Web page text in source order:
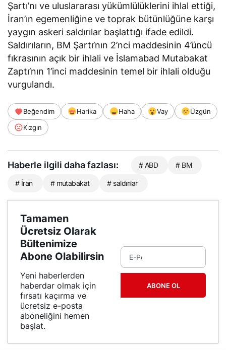
Şartı’nı ve uluslararası yükümlülüklerini ihlal ettiği,
İran’ın egemenliğine ve toprak bütünlüğüne karşı
yaygın askeri saldırılar başlattığı ifade edildi.
Saldırıların, BM Şartı’nın 2’nci maddesinin 4’üncü
fıkrasının açık bir ihlali ve İslamabad Mutabakat
Zaptı’nın 1’inci maddesinin temel bir ihlali olduğu
vurgulandı.
Beğendim Harika Haha Vay
Üzgün
Kızgın
Haberle ilgili daha fazlası: # ABD # BM
# İran # mutabakat # saldırılar
Tamamen
Ücretsiz Olarak
Bültenimize
Abone Olabilirsin
Yeni haberlerden
haberdar olmak için
fırsatı kaçırma ve
ücretsiz e-posta
aboneliğini hemen
başlat.
ABONE OL